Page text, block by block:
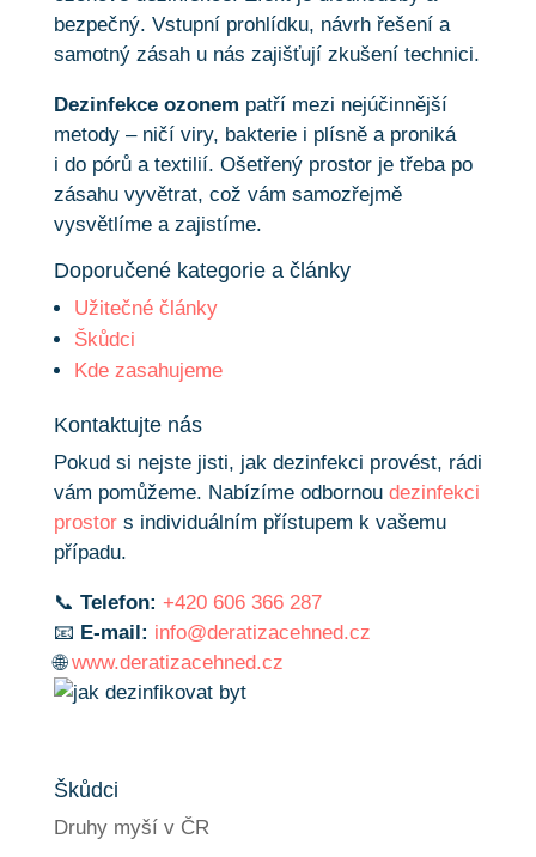
bezpečný. Vstupní prohlídku, návrh řešení a
samotný zásah u nás zajišťují zkušení technici.
Dezinfekce ozonem patří mezi nejúčinnější
metody – ničí viry, bakterie i plísně a proniká
i do pórů a textilií. Ošetřený prostor je třeba po
zásahu vyvětrat, což vám samozřejmě
vysvětlíme a zajistíme.
Doporučené kategorie a články
Užitečné články
Škůdci
Kde zasahujeme
Kontaktujte nás
Pokud si nejste jisti, jak dezinfekci provést, rádi
vám pomůžeme. Nabízíme odbornou dezinfekci
prostors individuálním přístupem k vašemu
případu.
📞 Telefon: +420 606 366 287
📧 E-mail: info@deratizacehned.cz
🌐www.deratizacehned.cz
Škůdci
Druhy myší v ČR